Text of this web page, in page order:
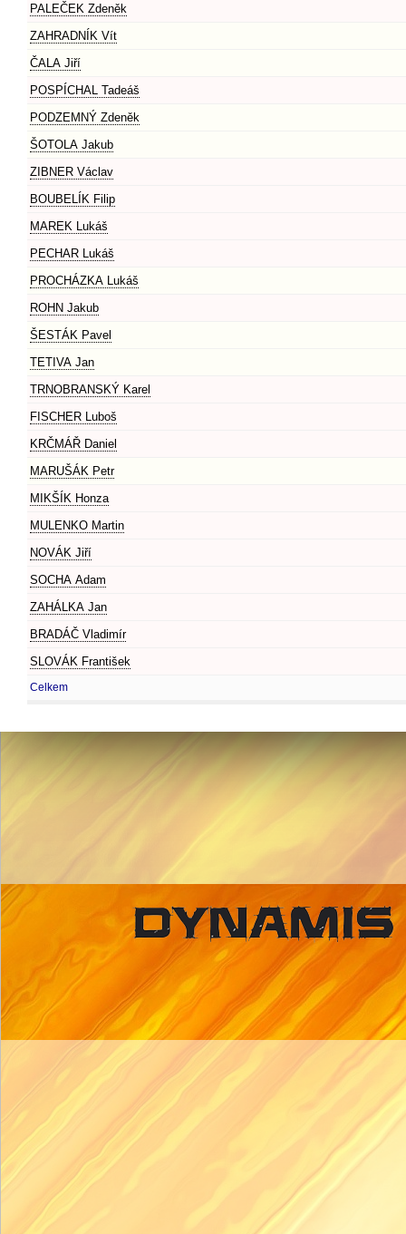
PALEČEK Zdeněk
ZAHRADNÍK Vít
ČALA Jiří
POSPÍCHAL Tadeáš
PODZEMNÝ Zdeněk
ŠOTOLA Jakub
ZIBNER Václav
BOUBELÍK Filip
MAREK Lukáš
PECHAR Lukáš
PROCHÁZKA Lukáš
ROHN Jakub
ŠESTÁK Pavel
TETIVA Jan
TRNOBRANSKÝ Karel
FISCHER Luboš
KRČMÁŘ Daniel
MARUŠÁK Petr
MIKŠÍK Honza
MULENKO Martin
NOVÁK Jiří
SOCHA Adam
ZAHÁLKA Jan
BRADÁČ Vladimír
SLOVÁK František
Celkem